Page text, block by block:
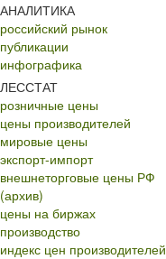
АНАЛИТИКА
российский рынок
публикации
инфографика
ЛЕССТАТ
розничные цены
цены производителей
мировые цены
экспорт-импорт
внешнеторговые цены РФ
(архив)
цены на биржах
производство
индекс цен производителей